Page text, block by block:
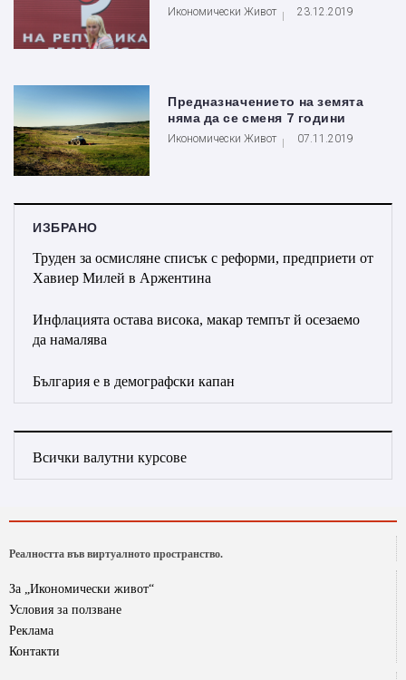
Икономически Живот 23.12.2019
Предназначението на земята
няма да се сменя 7 години
Икономически Живот 07.11.2019
ИЗБРАНО
Труден за осмисляне списък с реформи, предприети от
Хавиер Милей в Аржентина
Инфлацията остава висока, макар темпът й осезаемо
да намалява
България е в демографски капан
Всички валутни курсове
Реалността във виртуалното пространство.
За „Икономически живот“
Условия за ползване
Реклама
Контакти